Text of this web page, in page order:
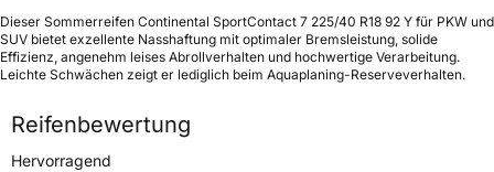
Dieser Sommerreifen Continental SportContact 7 225/40 R18 92 Y für PKW und
SUV bietet exzellente Nasshaftung mit optimaler Bremsleistung, solide
Effizienz, angenehm leises Abrollverhalten und hochwertige Verarbeitung.
Leichte Schwächen zeigt er lediglich beim Aquaplaning-Reserveverhalten.
Reifenbewertung
Hervorragend